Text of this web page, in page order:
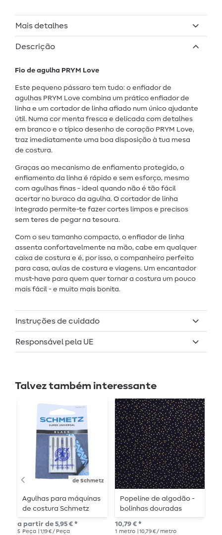
Mais detalhes
Descrição
Fio de agulha PRYM Love
Este pequeno pássaro tem tudo: o enfiador de
agulhas PRYM Love combina um prático enfiador de
linha e um cortador de linha afiado num único ajudante
útil. Numa cor menta fresca e delicada com detalhes
em branco e o típico desenho de coração PRYM Love,
traz imediatamente uma boa disposição à tua mesa
de costura.
Graças ao mecanismo de enfiamento protegido, o
enfiamento da linha é rápido e sem esforço, mesmo
com agulhas finas - ideal quando não é tão fácil
acertar no buraco da agulha. O cortador de linha
integrado permite-te fazer cortes limpos e precisos
sem teres de pegar na tesoura.
Com o seu tamanho compacto, o enfiador de linha
assenta confortavelmente na mão, cabe em qualquer
caixa de costura e é, por isso, o companheiro perfeito
para casa, aulas de costura e viagens. Um encantador
must-have para quem quer tornar a costura um pouco
mais fácil - e muito mais bonita.
Instruções de cuidado
Responsável pela UE
Talvez também interessante
de Schmetz
Agulhas para máquinas
de costura Schmetz
Black Super Universal
a partir de 5,95 € *
5 Peça | 1,19 € / Peça
Popeline de algodão -
bolinhas douradas
azul-marinho
10,79 € *
1 metro | 10,79 € / metro